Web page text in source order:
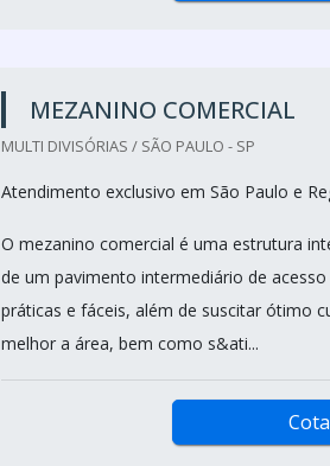
MEZANINO COMERCIAL
MULTI DIVISÓRIAS / SÃO PAULO - SP
Atendimento exclusivo em São Paulo e
O mezanino comercial é uma estrutura
de um pavimento intermediário de
práticas e fáceis, além de suscitar ótimo
melhor a área, bem como s&ati...